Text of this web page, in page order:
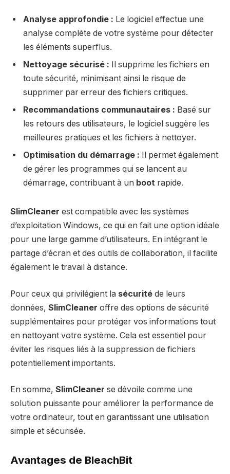
Analyse approfondie : Le logiciel effectue une
analyse complète de votre système pour détecter
les éléments superflus.
Nettoyage sécurisé : Il supprime les fichiers en
toute sécurité, minimisant ainsi le risque de
supprimer par erreur des fichiers critiques.
Recommandations communautaires : Basé sur
les retours des utilisateurs, le logiciel suggère les
meilleures pratiques et les fichiers à nettoyer.
Optimisation du démarrage : Il permet également
de gérer les programmes qui se lancent au
démarrage, contribuant à un boot rapide.
SlimCleaner est compatible avec les systèmes
d’exploitation Windows, ce qui en fait une option idéale
pour une large gamme d’utilisateurs. En intégrant le
partage d’écran et des outils de collaboration, il facilite
également le travail à distance.
Pour ceux qui privilégient la sécurité de leurs
données, SlimCleaner offre des options de sécurité
supplémentaires pour protéger vos informations tout
en nettoyant votre système. Cela est essentiel pour
éviter les risques liés à la suppression de fichiers
potentiellement importants.
En somme, SlimCleaner se dévoile comme une
solution puissante pour améliorer la performance de
votre ordinateur, tout en garantissant une utilisation
simple et sécurisée.
Avantages de BleachBit